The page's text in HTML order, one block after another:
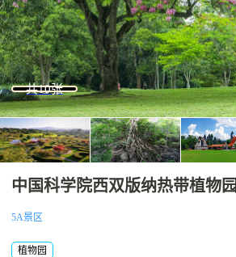
共10张
中国科学院西双版纳热带植物园
5A景区
植物园